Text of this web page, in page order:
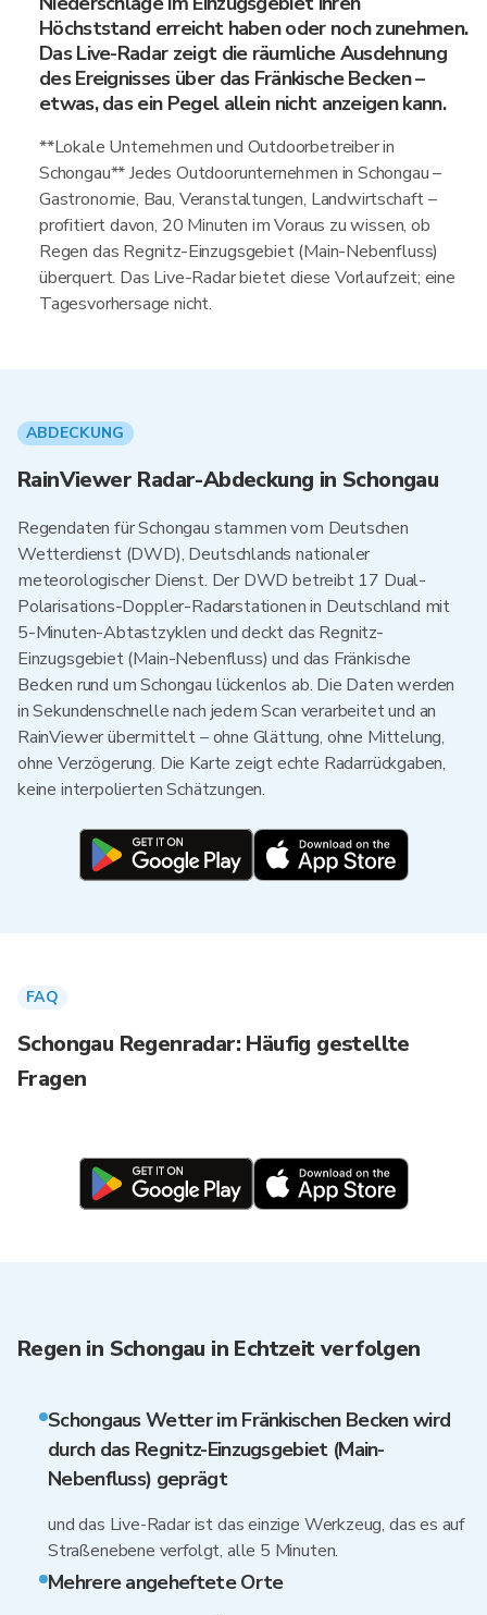
Höchststand erreicht haben oder noch zunehmen.
Das Live-Radar zeigt die räumliche Ausdehnung
des Ereignisses über das Fränkische Becken –
etwas, das ein Pegel allein nicht anzeigen kann.
**Lokale Unternehmen und Outdoorbetreiber in
Schongau** Jedes Outdoorunternehmen in Schongau –
Gastronomie, Bau, Veranstaltungen, Landwirtschaft –
profitiert davon, 20 Minuten im Voraus zu wissen, ob
Regen das Regnitz-Einzugsgebiet (Main-Nebenfluss)
überquert. Das Live-Radar bietet diese Vorlaufzeit; eine
Tagesvorhersage nicht.
ABDECKUNG
RainViewer Radar-Abdeckung in Schongau
Regendaten für Schongau stammen vom Deutschen
Wetterdienst (DWD), Deutschlands nationaler
meteorologischer Dienst. Der DWD betreibt 17 Dual-
Polarisations-Doppler-Radarstationen in Deutschland mit
5-Minuten-Abtastzyklen und deckt das Regnitz-
Einzugsgebiet (Main-Nebenfluss) und das Fränkische
Becken rund um Schongau lückenlos ab. Die Daten werden
in Sekundenschnelle nach jedem Scan verarbeitet und an
RainViewer übermittelt – ohne Glättung, ohne Mittelung,
ohne Verzögerung. Die Karte zeigt echte Radarrückgaben,
keine interpolierten Schätzungen.
FAQ
Schongau Regenradar: Häufig gestellte
Fragen
Regen in Schongau in Echtzeit verfolgen
Schongaus Wetter im Fränkischen Becken wird
durch das Regnitz-Einzugsgebiet (Main-
Nebenfluss) geprägt
und das Live-Radar ist das einzige Werkzeug, das es auf
Straßenebene verfolgt, alle 5 Minuten.
Mehrere angeheftete Orte